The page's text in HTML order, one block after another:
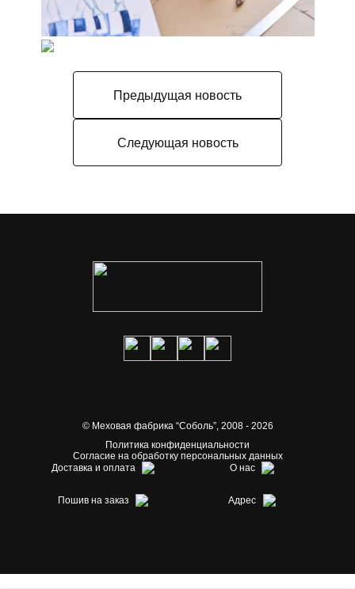
Предыдущая новость
Следующая новость
© Меховая фабрика “Соболь”,2008 - 2026
Политика конфиденциальности
Согласие на обработку персональных данных
Доставка и оплата
О нас
Пошив на заказ Адрес